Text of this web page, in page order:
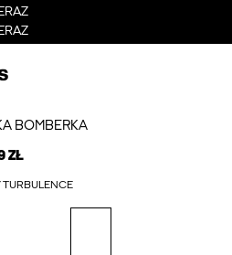
BOMBERKA
ZŁ
TURBULENCE